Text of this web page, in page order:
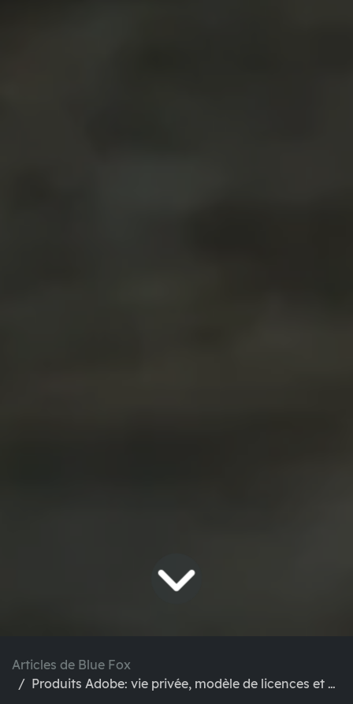
Articles de Blue Fox
Produits Adobe: vie privée, modèle de licences et alternatives à Acrobat, Photoshop, Illustrator, InDesign